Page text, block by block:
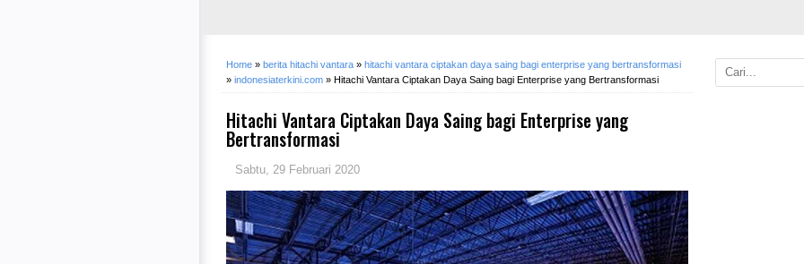
Home » berita hitachi vantara » hitachi vantara ciptakan daya saing bagi enterprise yang bertransformasi
» indonesiaterkini.com » Hitachi Vantara Ciptakan Daya Saing bagi Enterprise yang Bertransformasi
Hitachi Vantara Ciptakan Daya Saing bagi Enterprise yang
Bertransformasi
Sabtu, 29 Februari 2020